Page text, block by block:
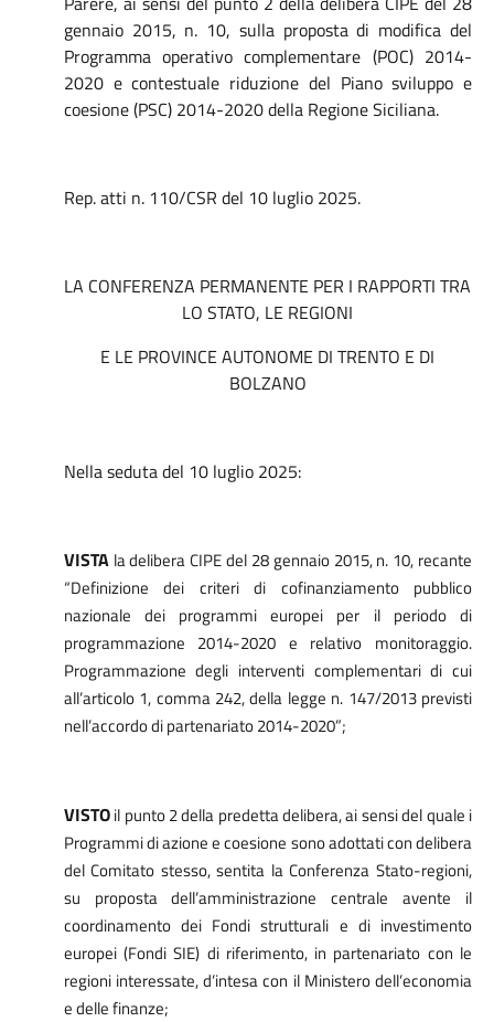
gennaio 2015, n. 10, sulla proposta di modifica del
Programma operativo complementare (POC) 2014-
2020 e contestuale riduzione del Piano sviluppo e
coesione (PSC) 2014-2020 della Regione Siciliana.
Rep. atti n. 110/CSR del 10 luglio 2025.
LA CONFERENZA PERMANENTE PER I RAPPORTI TRA
LO STATO, LE REGIONI
E LE PROVINCE AUTONOME DI TRENTO E DI
BOLZANO
Nella seduta del 10 luglio 2025:
VISTAla delibera CIPE del 28 gennaio 2015, n. 10, recante
“Definizione dei criteri di cofinanziamento pubblico
nazionale dei programmi europei per il periodo di
programmazione 2014-2020 e relativo monitoraggio.
Programmazione degli interventi complementari di cui
all’articolo 1, comma 242, della legge n. 147/2013 previsti
nell’accordo di partenariato 2014-2020”;
VISTOil punto 2 della predetta delibera, ai sensi del quale i
Programmi di azione e coesione sono adottati con delibera
del Comitato stesso, sentita la Conferenza Stato-regioni,
su proposta dell’amministrazione centrale avente il
coordinamento dei Fondi strutturali e di investimento
europei (Fondi SIE) di riferimento, in partenariato con le
regioni interessate, d’intesa con il Ministero dell’economia
e delle finanze;